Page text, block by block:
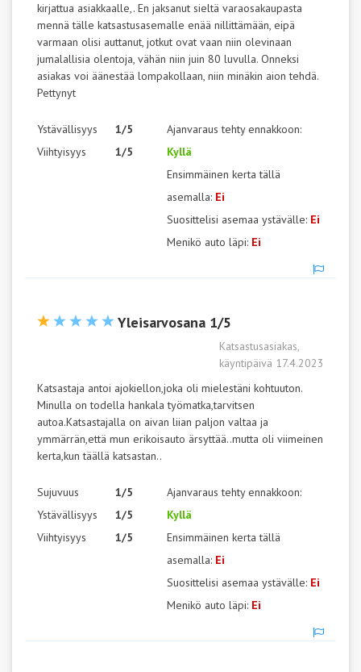
kirjattua asiakkaalle,. En jaksanut sieltä varaosakaupasta
mennä tälle katsastusasemalle enää nillittämään, eipä
varmaan olisi auttanut, jotkut ovat vaan niin olevinaan
jumalallisia olentoja, vähän niin juin 80 luvulla. Onneksi
asiakas voi äänestää lompakollaan, niin minäkin aion tehdä.
Pettynyt
Ystävällisyys
Viihtyisyys
1/5
1/5
Ajanvaraus tehty ennakkoon:
Kyllä
Ensimmäinen kerta tällä
asemalla: Ei
Suosittelisi asemaa ystävälle: Ei
Menikö auto läpi: Ei
Yleisarvosana 1/5
Katsastusasiakas,
käyntipäivä 17.4.2023
Katsastaja antoi ajokiellon,joka oli mielestäni kohtuuton.
Minulla on todella hankala työmatka,tarvitsen
autoa.Katsastajalla on aivan liian paljon valtaa ja
ymmärrän,että mun erikoisauto ärsyttää..mutta oli viimeinen
kerta,kun täällä katsastan..
Sujuvuus
Ystävällisyys
Viihtyisyys
1/5
1/5
1/5
Ajanvaraus tehty ennakkoon:
Kyllä
Ensimmäinen kerta tällä
asemalla: Ei
Suosittelisi asemaa ystävälle: Ei
Menikö auto läpi: Ei